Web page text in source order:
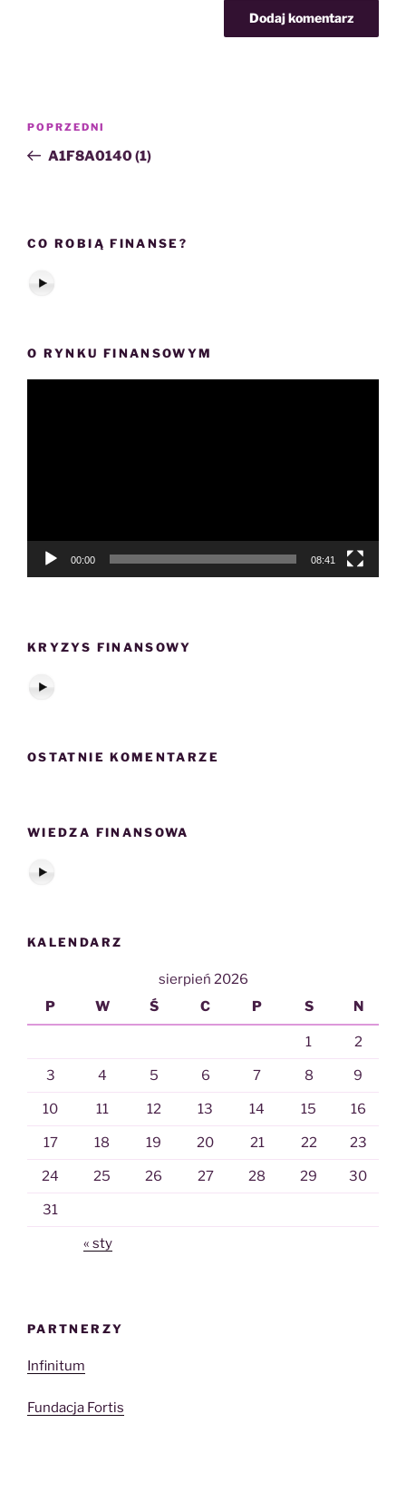
Nawigacja
Poprzedni
wpis
POPRZEDNI
A1F8A0140 (1)
CO ROBIĄ FINANSE?
O RYNKU FINANSOWYM
00:00 08:41
KRYZYS FINANSOWY
OSTATNIE KOMENTARZE
WIEDZA FINANSOWA
KALENDARZ
sierpień 2026
P
W Ś C P S N
1 2
3 4 5 6 7 8 9
10 11 12 13 14 15 16
17 18 19 20 21 22 23
24 25 26 27 28 29 30
31
« sty
PARTNERZY
Infinitum
Fundacja Fortis